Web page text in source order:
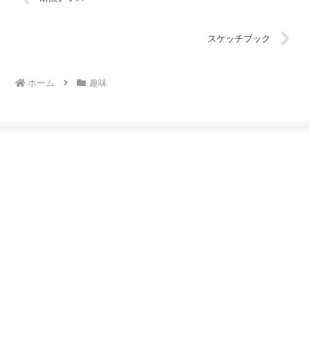
スケッチブック
ホーム 趣味